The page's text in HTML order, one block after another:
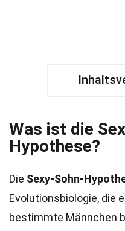
Was ist die
Hypothese?
Die Sexy-Sohn-
Evolutionsbiologie, die
bestimmte Männchen